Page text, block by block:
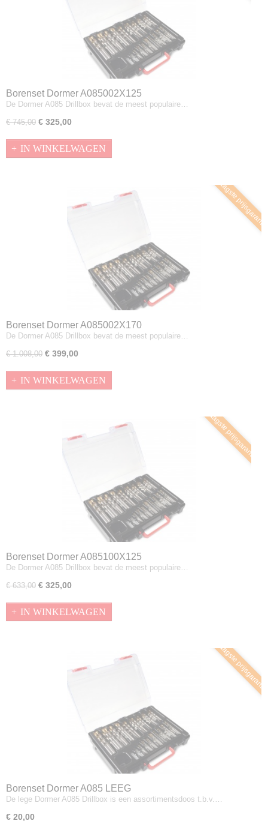
Borenset Dormer A085002X125
De Dormer A085 Drillbox bevat de meest populaire…
€ 745,00 € 325,00
IN WINKELWAGEN
Laagste
Borenset Dormer A085002X170
De Dormer A085 Drillbox bevat de meest populaire…
€ 1.008,00 € 399,00
IN WINKELWAGEN
Laagste prijsgarantie
Borenset Dormer A085100X125
De Dormer A085 Drillbox bevat de meest populaire…
€ 633,00 € 325,00
IN WINKELWAGEN
Laagste
Borenset Dormer A085 LEEG
De lege Dormer A085 Drillbox is een assortimentsdoos t.b.v.…
€ 20,00